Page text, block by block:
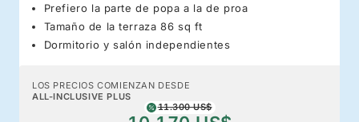
Prefiero la parte de popa a la de proa
Tamaño de la terraza 86 sq ft
Dormitorio y salón independientes
LOS PRECIOS COMIENZAN DESDE
ALL-INCLUSIVE PLUS
11.300 US$